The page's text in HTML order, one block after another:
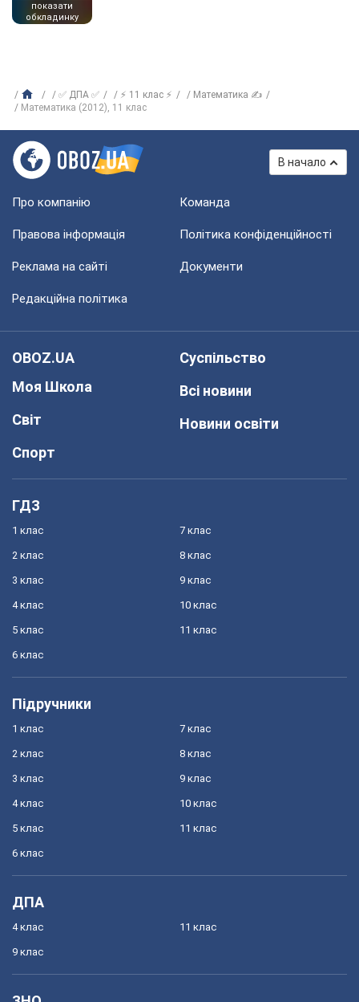
показати
обкладинку
✅ ДПА ✅ ⚡ 11 клас ⚡
Математика ✍
Математика (2012), 11 клас
В начало
Про компанію Команда
Правова інформація Політика конфіденційності
Реклама на сайті Документи
Редакційна політика
OBOZ.UA
Моя Школа
Світ
Спорт
Суспільство
Всі новини
Новини освіти
ГДЗ
1 клас
2 клас
3 клас
4 клас
5 клас
6 клас
7 клас
8 клас
9 клас
10 клас
11 клас
Підручники
1 клас
2 клас
3 клас
4 клас
5 клас
6 клас
7 клас
8 клас
9 клас
10 клас
11 клас
ДПА
4 клас
9 клас
11 клас